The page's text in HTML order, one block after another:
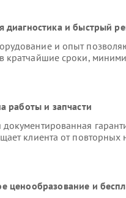
диагностика и быстрый
и опыт
кратчайшие сроки,
работы и запчасти
документированная
клиента от повторных
ценообразование и